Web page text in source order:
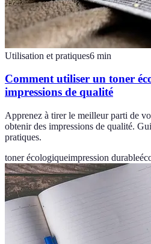
Utilisation et pratiques6 min
Comment utiliser un toner
impressions de qualité
Apprenez à tirer le meilleur parti de
obtenir des impressions de qualité.
pratiques.
toner écologiqueimpression durable